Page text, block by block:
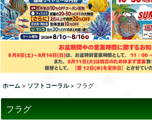
ホーム > ソフトコーラル > フラグ
フラグ